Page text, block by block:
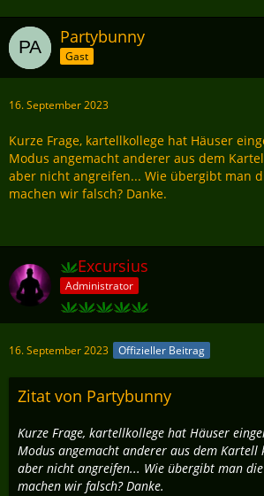
Partybunny
Gast
16. September 2023
Kurze Frage, kartellkollege hat Häuser
Modus angemacht anderer aus dem
aber nicht angreifen... Wie übergibt man
machen wir falsch? Danke.
Excursius
Administrator
16. September 2023 Offizieller Beitrag
Zitat von Partybunny
Kurze Frage, kartellkollege hat Häuser
Modus angemacht anderer aus dem Kartell
aber nicht angreifen... Wie übergibt man die
machen wir falsch? Danke.